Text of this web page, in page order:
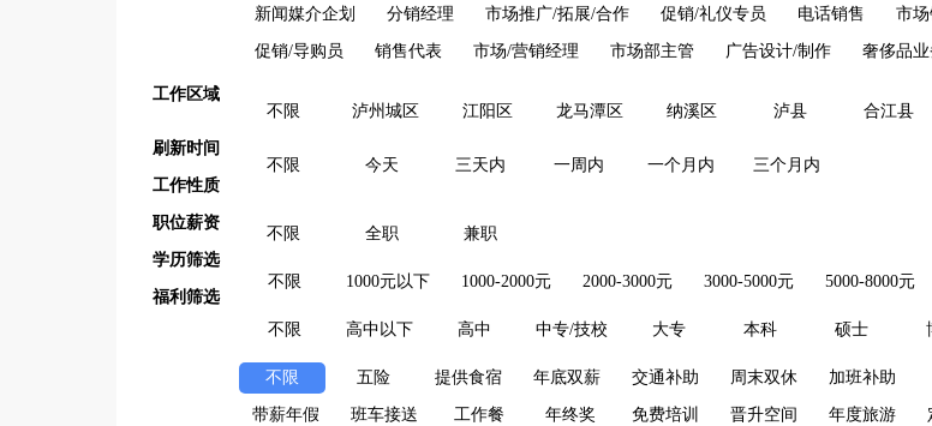
新闻媒介企划 分销经理 市场推广/拓展/合作 促销/礼仪专员 电话销售 市
促销/导购员 销售代表 市场/营销经理 市场部主管 广告设计/制作 奢侈品业
工作区域
不限
泸州城区 江阳区 龙马潭区 纳溪区 泸县 合江县
刷新时间
不限
今天 三天内 一周内 一个月内
三个月内
工作性质
不限 全职 兼职
职位薪资
不限 1000元以下 1000-2000元 2000-3000元 3000-5000元 5000-8000元
学历筛选
不限 高中以下 高中 中专/技校 大专 本科 硕士
福利筛选
不限 五险 提供食宿 年底双薪 交通补助 周末双休 加班补助
带薪年假 班车接送 工作餐 年终奖 免费培训 晋升空间 年度旅游